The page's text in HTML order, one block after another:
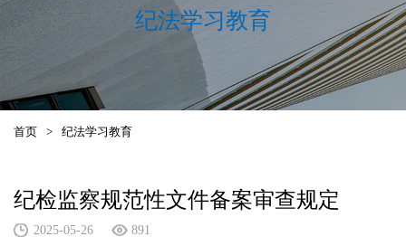
纪法学习教育
首页 > 纪法学习教育
纪检监察规范性文件备案审查规定
2025-05-26 891